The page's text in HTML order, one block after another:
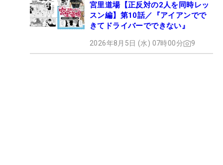
宮里道場【正反対の2人を同時レッ
スン編】第10話／『アイアンでで
きてドライバーでできない』
2026年8月5日 (水) 07時00分 9